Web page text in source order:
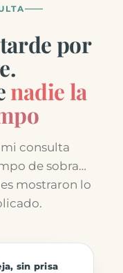
por
nadie la
consulta
de sobra…
mostraron lo
sin prisa